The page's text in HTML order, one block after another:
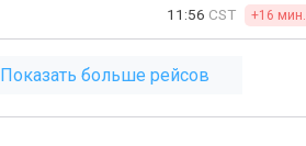
11:56 CST +16 мин.
Показать больше рейсов